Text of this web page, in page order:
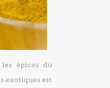
épices du
exotiques est